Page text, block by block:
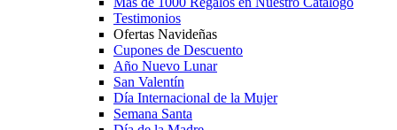
Testimonios
Ofertas Navideñas
Cupones de Descuento
Año Nuevo Lunar
San Valentín
Día Internacional de la Mujer
Semana Santa